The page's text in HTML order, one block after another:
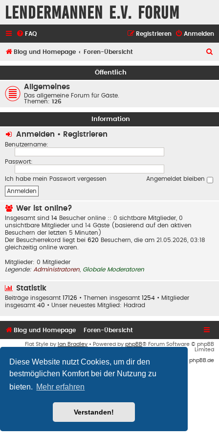
Diese Website nutzt Cookies, um dir den
bestmöglichen Komfort bei der Nutzung zu
bieten. Mehr erfahren
Verstanden!
Lendermannen e.V. Forum
FAQ Anmelden
Registrieren
Blog und Homepage Foren-Übersicht
Öffentlich
Allgemeines
Das allgemeine Forum für Gäste.
Themen: 126
Information
Anmelden • Registrieren
Benutzername:
Passwort:
Ich habe mein Passwort vergessen Angemeldet bleiben
Wer ist online?
Insgesamt sind 14 Besucher online :: 0 sichtbare Mitglieder, 0
unsichtbare Mitglieder und 14 Gäste (basierend auf den aktiven
Besuchern der letzten 5 Minuten)
Der Besucherrekord liegt bei 620 Besuchern, die am 21.05.2026, 03:18
gleichzeitig online waren.
Mitglieder: 0 Mitglieder
Legende: Administratoren Globale Moderatoren
Statistik
Beiträge insgesamt 17126 • Themen insgesamt 1254 • Mitglieder
insgesamt 40 • Unser neuestes Mitglied: Hadrad
Blog und Homepage Foren-Übersicht
Flat Style by Ian Bradley • Powered by phpBB® Forum Software © phpBB
Limited
Deutsche Übersetzung durch phpBB.de